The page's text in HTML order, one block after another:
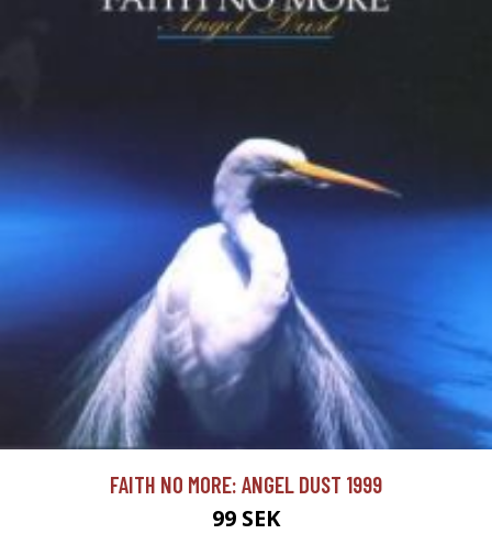
FAITH NO MORE: ANGEL DUST 1999
99 SEK